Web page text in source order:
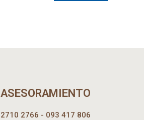
ASESORAMIENTO
2710 2766 - 093 417 806